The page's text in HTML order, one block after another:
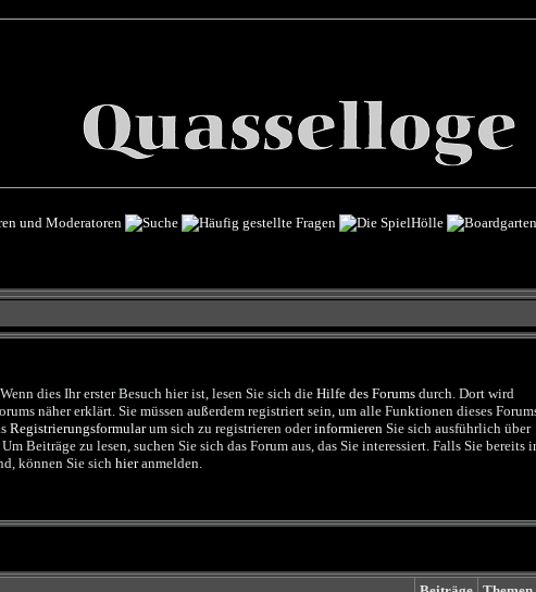
dies Ihr erster Besuch hier ist, lesen Sie sich die Hilfe des Forumsdurch. Dort wird
näher erklärt. Sie müssen außerdem registriert sein, um alle Funktionen dieses
Registrierungsformularum sich zu registrieren oderinformierenSie sich ausführlich über
Beiträge zu lesen, suchen Sie sich das Forum aus, das Sie interessiert. Falls Sie bereits
können Sie sich hieranmelden.